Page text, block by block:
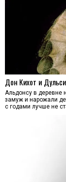
Дон Кихот и
Альдонсу в деревне
замуж и нарожали
с годами лучше не